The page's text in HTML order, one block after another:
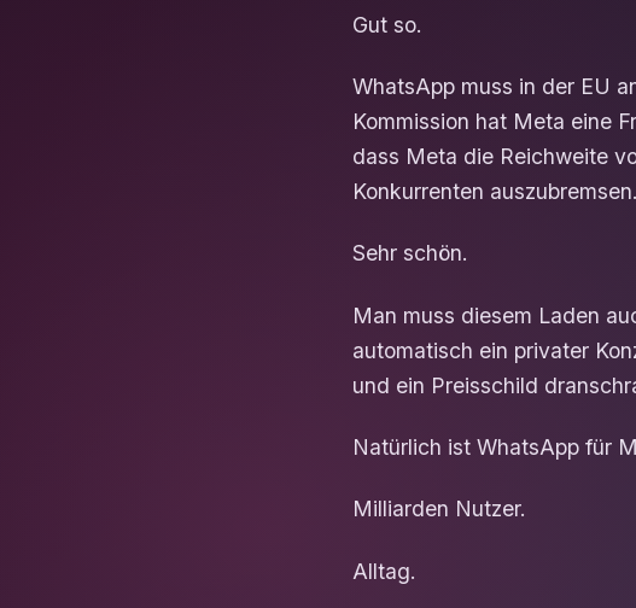
Gut so.
WhatsApp muss in der EU
Kommission hat Meta eine
dass Meta die Reichweite
Konkurrenten auszubremsen.
Sehr schön.
Man muss diesem Laden
automatisch ein privater
und ein Preisschild
Natürlich ist WhatsApp für
Milliarden Nutzer.
Alltag.